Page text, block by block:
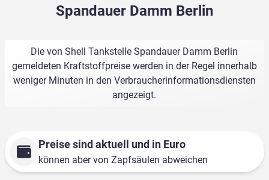
Spandauer Damm Berlin
Die von Shell Tankstelle Spandauer Damm Berlin
gemeldeten Kraftstoffpreise werden in der Regel innerhalb
weniger Minuten in den Verbraucherinformationsdiensten
angezeigt.
Preise sind aktuell und in Euro
können aber von Zapfsäulen abweichen